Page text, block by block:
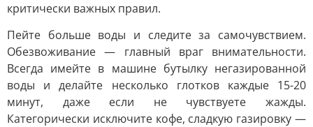
критически важных правил.
Пейте больше воды и следите за самочувствием.
Обезвоживание — главный враг внимательности.
Всегда имейте в машине бутылку негазированной
воды и делайте несколько глотков каждые 15-20
минут, даже если не чувствуете жажды.
Категорически исключите кофе, сладкую газировку —